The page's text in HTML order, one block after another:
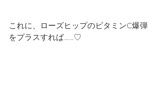
これに、ローズヒップのビタミンC爆弾
をプラスすれば……♡